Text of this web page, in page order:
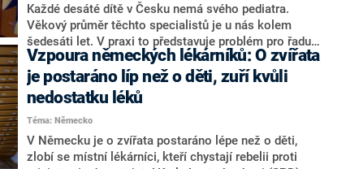
Každé desáté dítě v Česku nemá svého pediatra.
Věkový průměr těchto specialistů je u nás kolem
šedesáti let. V praxi to představuje problém pro řadu
obcí, například v obci Veverská Bítýška v okrese Brno-
venkov. Tamní pediatrička odchází do důchodu, ovšem
najít za ni náhradu se nedaří. Rodiče tak řeší, kdo bude
od října jejich dětem poskytovat zdravotní péči. Se
stejnou komplikací se potýkají obce po celé zemi.
Situace je vážná a vzhledem ke stárnutí obce pediatrů
může být v budoucnu ještě kritičtější.
Vzpoura německých lékárníků: O zvířata
je postaráno líp než o děti, zuří kvůli
nedostatku léků
Téma: Německo
V Německu je o zvířata postaráno lépe než o děti,
zlobí se místní lékárníci, kteří chystají rebelii proti